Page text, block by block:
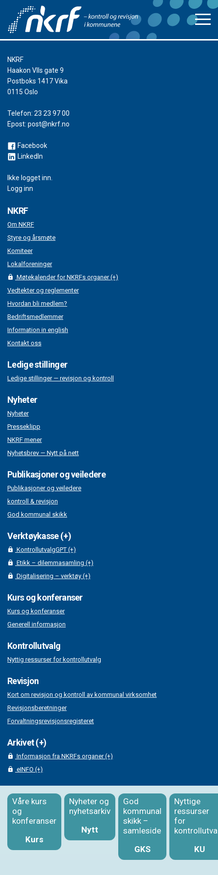
NKRF
Haakon VIIs gate 9
Postboks 1417 Vika
0115 Oslo
Telefon: 23 23 97 00
Epost: post@nkrf.no
Facebook
LinkedIn
Ikke logget inn.
Logg inn
NKRF
Om NKRF
Styre og årsmøte
Komiteer
Lokalforeninger
Møtekalender for NKRFs organer (+)
Vedtekter og reglementer
Hvordan bli medlem?
Bedriftsmedlemmer
Information in english
Kontakt oss
Ledige stillinger
Ledige stillinger — revisjon og kontroll
Nyheter
Nyheter
Presseklipp
NKRF mener
Nyhetsbrev — Nytt på nett
Publikasjoner og veiledere
Publikasjoner og veiledere
kontroll & revisjon
God kommunal skikk
Verktøykasse (+)
KontrollutvalgGPT (+)
Etikk – dilemmasamling (+)
Digitalisering – verktøy (+)
Kurs og konferanser
Kurs og konferanser
Generell informasjon
Kontrollutvalg
Nyttig ressurser for kontrollutvalg
Revisjon
Kort om revisjon og kontroll av kommunal virksomhet
Revisjonsberetninger
Forvaltningsrevisjonsregisteret
Arkivet (+)
Informasjon fra NKRFs organer (+)
eINFO (+)
Våre kurs
og
konferanser
Kurs
Nyheter og
nyhetsarkiv
Nytt
God
kommunal
skikk –
samleside
GKS
Nyttige
ressurser
for
KU